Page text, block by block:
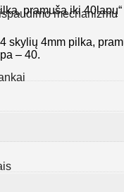
mechanizmu
pramuša iki
skylių 4mm pilka,
– 40.